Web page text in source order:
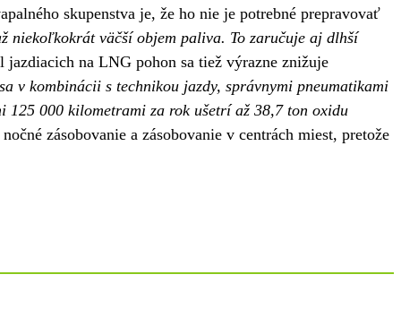
skupenstva je, že ho nie je potrebné prepravovať
niekoľkokrát väčší objem paliva. To zaručuje aj dlhší
na LNG pohon sa tiež výrazne znižuje
v kombinácii s technikou jazdy, správnymi pneumatikami
125 000 kilometrami za rok ušetrí až 38,7 ton oxidu
zásobovanie a zásobovanie v centrách miest, pretože